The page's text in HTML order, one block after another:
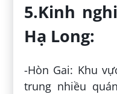
5.Kinh
Hạ Long:
-Hòn Gai: Khu
trung nhiều